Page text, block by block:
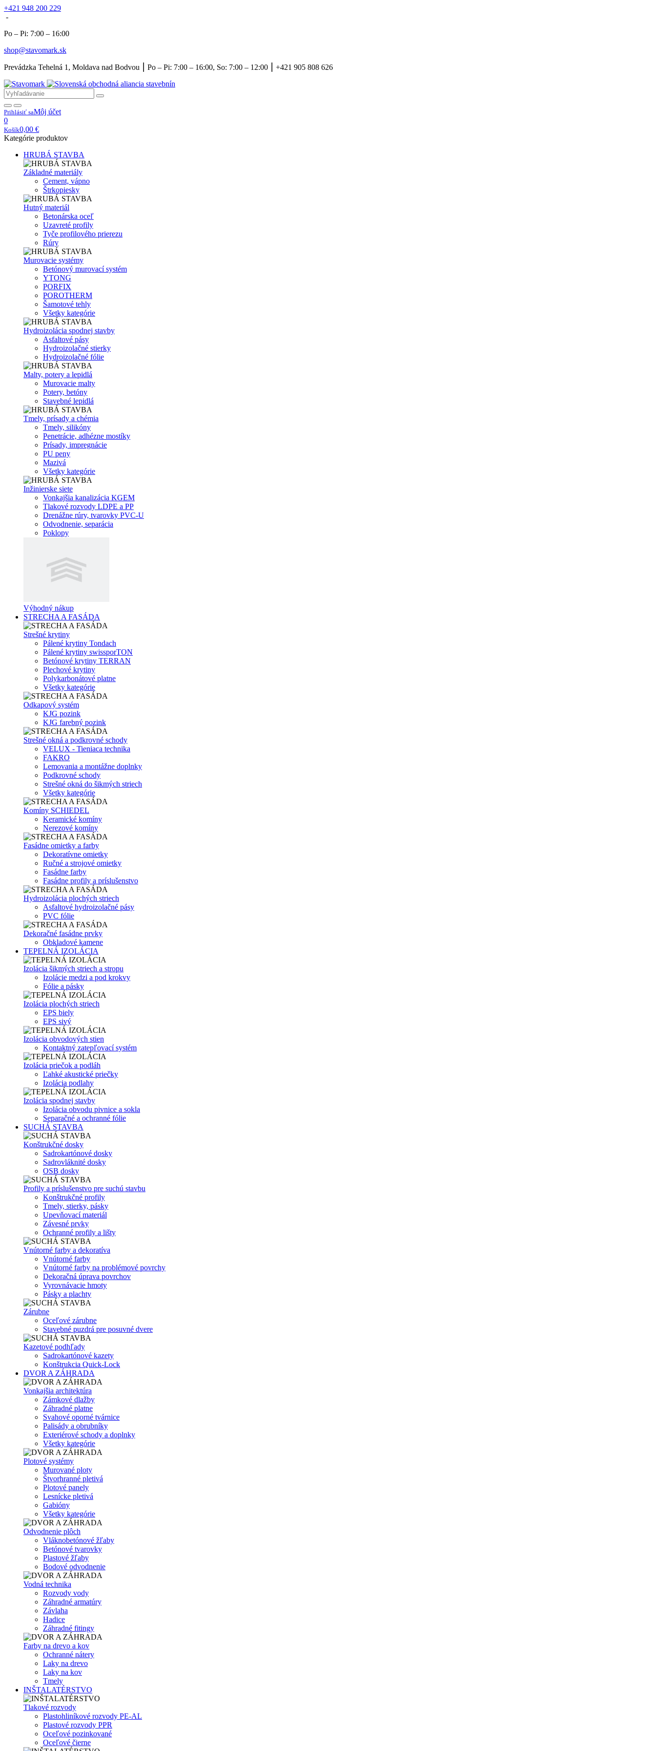
+421 948 200 229
-
Po – Pi: 7:00 – 16:00
shop@stavomark.sk
Prevádzka Tehelná 1, Moldava nad Bodvou ⎮ Po – Pi: 7:00 – 16:00, So: 7:00 – 12:00 ⎮ +421 905 808 626
Prihlásiť saMôj účet
0
Košík0,00 €
Kategórie produktov
HRUBÁ STAVBA
Základné materiály
Cement, vápno
Štrkopiesky
Hutný materiál
Betonárska oceľ
Uzavreté profily
Tyče profilového prierezu
Rúry
Murovacie systémy
Betónový murovací systém
YTONG
PORFIX
POROTHERM
Šamotové tehly
Všetky kategórie
Hydroizolácia spodnej stavby
Asfaltové pásy
Hydroizolačné stierky
Hydroizolačné fólie
Malty, potery a lepidlá
Murovacie malty
Potery, betóny
Stavebné lepidlá
Tmely, prísady a chémia
Tmely, silikóny
Penetrácie, adhézne mostíky
Prísady, impregnácie
PU peny
Mazivá
Všetky kategórie
Inžinierske siete
Vonkajšia kanalizácia KGEM
Tlakové rozvody LDPE a PP
Drenážne rúry, tvarovky PVC-U
Odvodnenie, separácia
Poklopy
Výhodný nákup
STRECHA A FASÁDA
Strešné krytiny
Pálené krytiny Tondach
Pálené krytiny swissporTON
Betónové krytiny TERRAN
Plechové krytiny
Polykarbonátové platne
Všetky kategórie
Odkapový systém
KJG pozink
KJG farebný pozink
Strešné okná a podkrovné schody
VELUX - Tieniaca technika
FAKRO
Lemovania a montážne doplnky
Podkrovné schody
Strešné okná do šikmých striech
Všetky kategórie
Komíny SCHIEDEL
Keramické komíny
Nerezové komíny
Fasádne omietky a farby
Dekoratívne omietky
Ručné a strojové omietky
Fasádne farby
Fasádne profily a príslušenstvo
Hydroizolácia plochých striech
Asfaltové hydroizolačné pásy
PVC fólie
Dekoračné fasádne prvky
Obkladové kamene
TEPELNÁ IZOLÁCIA
Izolácia šikmých striech a stropu
Izolácie medzi a pod krokvy
Fólie a pásky
Izolácia plochých striech
EPS biely
EPS sivý
Izolácia obvodových stien
Kontaktný zatepľovací systém
Izolácia priečok a podláh
Ľahké akustické priečky
Izolácia podlahy
Izolácia spodnej stavby
Izolácia obvodu pivnice a sokla
Separačné a ochranné fólie
SUCHÁ STAVBA
Konštrukčné dosky
Sadrokartónové dosky
Sadrovláknité dosky
OSB dosky
Profily a príslušenstvo pre suchú stavbu
Konštrukčné profily
Tmely, stierky, pásky
Upevňovací materiál
Závesné prvky
Ochranné profily a lišty
Vnútorné farby a dekoratíva
Vnútorné farby
Vnútorné farby na problémové povrchy
Dekoračná úprava povrchov
Vyrovnávacie hmoty
Pásky a plachty
Zárubne
Oceľové zárubne
Stavebné puzdrá pre posuvné dvere
Kazetové podhľady
Sadrokartónové kazety
Konštrukcia Quick-Lock
DVOR A ZÁHRADA
Vonkajšia architektúra
Zámkové dlažby
Záhradné platne
Svahové oporné tvárnice
Palisády a obrubníky
Exteriérové schody a doplnky
Všetky kategórie
Plotové systémy
Murované ploty
Štvorhranné pletivá
Plotové panely
Lesnícke pletivá
Gabióny
Všetky kategórie
Odvodnenie plôch
Vláknobetónové žľaby
Betónové tvarovky
Plastové žľaby
Bodové odvodnenie
Vodná technika
Rozvody vody
Záhradné armatúry
Závlaha
Hadice
Záhradné fitingy
Farby na drevo a kov
Ochranné nátery
Laky na drevo
Laky na kov
Tmely
INŠTALATÉRSTVO
Tlakové rozvody
Plastohliníkové rozvody PE-AL
Plastové rozvody PPR
Oceľové pozinkované
Oceľové čierne